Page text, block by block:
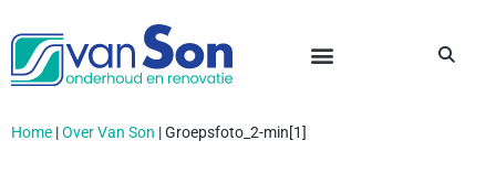
Home |Over Van Son |Groepsfoto_2-min[1]